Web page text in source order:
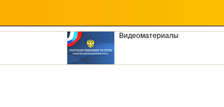
Видеоматериалы